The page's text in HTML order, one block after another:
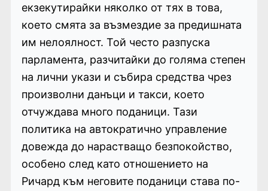
екзекутирайки няколко от тях в това,
което смята за възмездие за предишната
им нелоялност. Той често разпуска
парламента, разчитайки до голяма степен
на лични укази и събира средства чрез
произволни данъци и такси, което
отчуждава много поданици. Тази
политика на автократично управление
довежда до нарастващо безпокойство,
особено след като отношението на
Ричард към неговите поданици става по-